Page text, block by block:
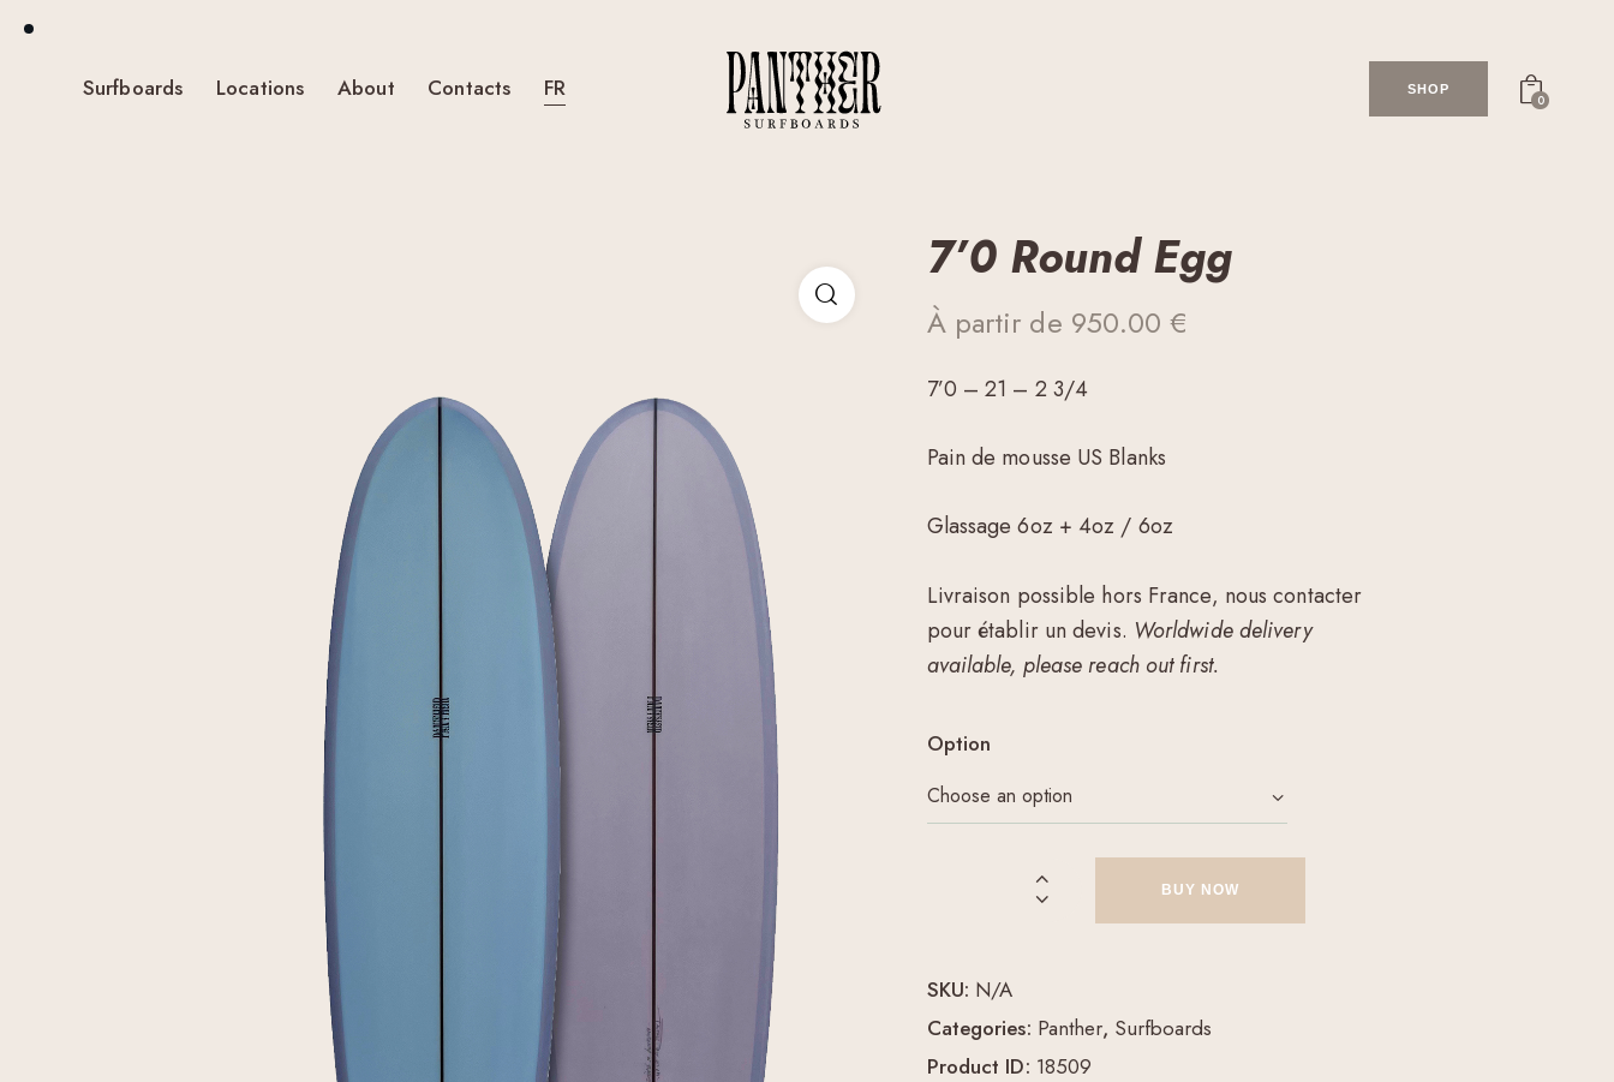
Surfboards Locations About Contacts FR SHOP
0
7’0 Round Egg
À partir de 950.00€
7’0 – 21 – 2 3/4
Pain de mousse US Blanks
Glassage 6oz + 4oz / 6oz
Livraison possible hors France, nous contacter
pour établir un devis. Worldwide delivery
available, please reach out first.
Option
BUY NOW
SKU: N/A
Categories: Panther, Surfboards
Product ID: 18509